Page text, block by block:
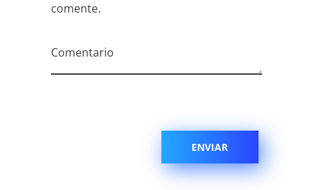
comente.
Comentario